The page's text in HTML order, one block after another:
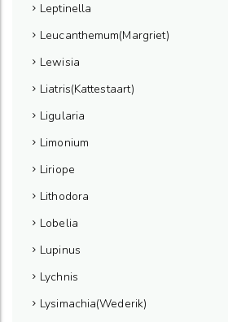
Leptinella
Leucanthemum(Margriet)
Lewisia
Liatris(Kattestaart)
Ligularia
Limonium
Liriope
Lithodora
Lobelia
Lupinus
Lychnis
Lysimachia(Wederik)